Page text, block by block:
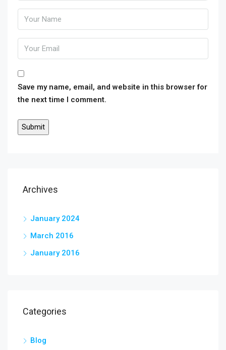
Save my name, email, and website in this browser for
the next time I comment.
Archives
January 2024
March 2016
January 2016
Categories
Blog